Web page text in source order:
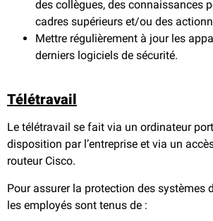
des collègues, des connaissances
cadres supérieurs et/ou des
Mettre régulièrement à jour les
derniers logiciels de sécurité.
Télétravail
Le télétravail se fait via un ordinateur
disposition par l’entreprise et via un
routeur Cisco.
Pour assurer la protection des systèmes
les employés sont tenus de :